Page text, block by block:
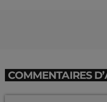
COMMENTAIRES